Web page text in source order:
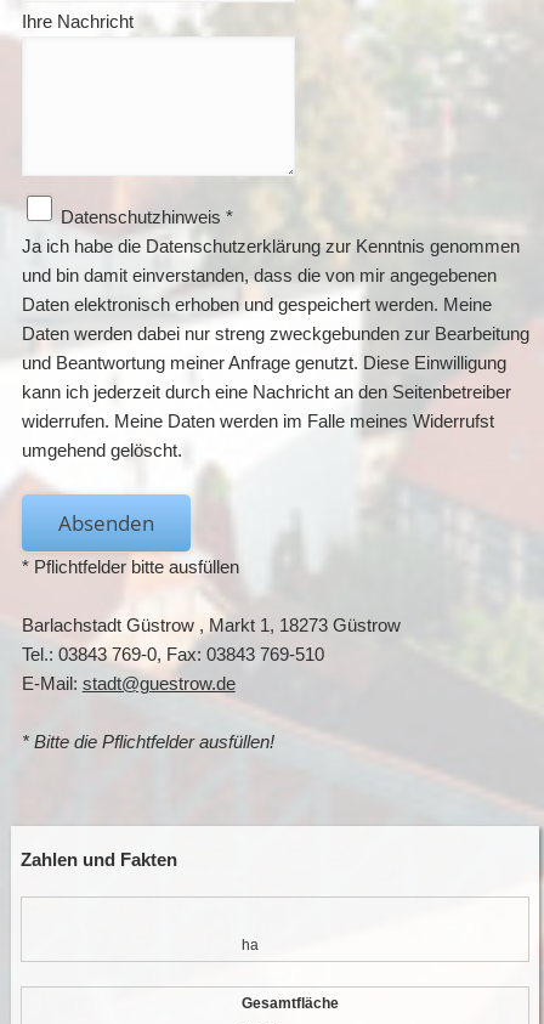
Ihre Nachricht
Datenschutzhinweis *
Ja ich habe die Datenschutzerklärung zur Kenntnis genommen
und bin damit einverstanden, dass die von mir angegebenen
Daten elektronisch erhoben und gespeichert werden. Meine
Daten werden dabei nur streng zweckgebunden zur Bearbeitung
und Beantwortung meiner Anfrage genutzt. Diese Einwilligung
kann ich jederzeit durch eine Nachricht an den Seitenbetreiber
widerrufen. Meine Daten werden im Falle meines Widerrufst
umgehend gelöscht.
Absenden
* Pflichtfelder bitte ausfüllen
Barlachstadt Güstrow , Markt 1, 18273 Güstrow
Tel.: 03843 769-0, Fax: 03843 769-510
E-Mail: stadt@guestrow.de
* Bitte die Pflichtfelder ausfüllen!
Zahlen und Fakten
ha
Gesamtfläche